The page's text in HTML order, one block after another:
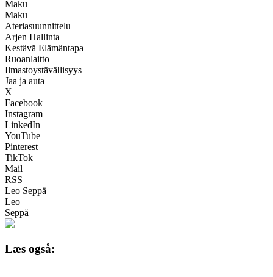
Maku
Maku
Ateriasuunnittelu
Arjen Hallinta
Kestävä Elämäntapa
Ruoanlaitto
Ilmastoystävällisyys
Jaa ja auta
X
Facebook
Instagram
LinkedIn
YouTube
Pinterest
TikTok
Mail
RSS
Leo Seppä
Leo
Seppä
Læs også: